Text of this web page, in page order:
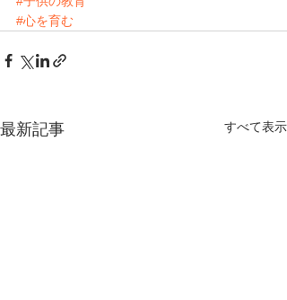
#心を育む
最新記事 すべて表示